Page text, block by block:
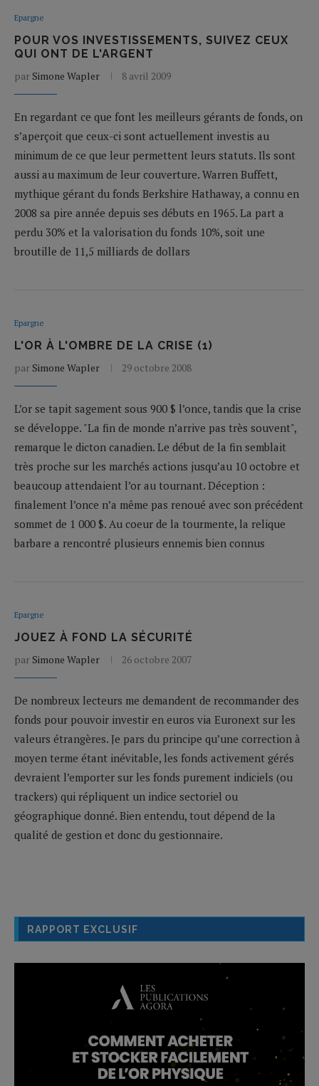
Epargne
POUR VOS INVESTISSEMENTS, SUIVEZ CEUX
QUI ONT DE L'ARGENT
par Simone Wapler 8 avril 2009
En regardant ce que font les meilleurs gérants de fonds, on
s’aperçoit que ceux-ci sont actuellement investis au
minimum de ce que leur permettent leurs statuts. Ils sont
aussi au maximum de leur couverture. Warren Buffett,
mythique gérant du fonds Berkshire Hathaway, a connu en
2008 sa pire année depuis ses débuts en 1965. La part a
perdu 30% et la valorisation du fonds 10%, soit une
broutille de 11,5 milliards de dollars
Epargne
L'OR À L'OMBRE DE LA CRISE (1)
par Simone Wapler 29 octobre 2008
L’or se tapit sagement sous 900 $ l’once, tandis que la crise
se développe. "La fin de monde n’arrive pas très souvent",
remarque le dicton canadien. Le début de la fin semblait
très proche sur les marchés actions jusqu’au 10 octobre et
beaucoup attendaient l’or au tournant. Déception :
finalement l’once n’a même pas renoué avec son précédent
sommet de 1 000 $. Au coeur de la tourmente, la relique
barbare a rencontré plusieurs ennemis bien connus
Epargne
JOUEZ À FOND LA SÉCURITÉ
par Simone Wapler 26 octobre 2007
De nombreux lecteurs me demandent de recommander des
fonds pour pouvoir investir en euros via Euronext sur les
valeurs étrangères. Je pars du principe qu’une correction à
moyen terme étant inévitable, les fonds activement gérés
devraient l’emporter sur les fonds purement indiciels (ou
trackers) qui répliquent un indice sectoriel ou
géographique donné. Bien entendu, tout dépend de la
qualité de gestion et donc du gestionnaire.
RAPPORT EXCLUSIF